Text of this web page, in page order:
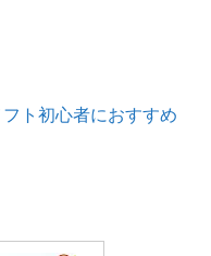
フト初心者におすすめ